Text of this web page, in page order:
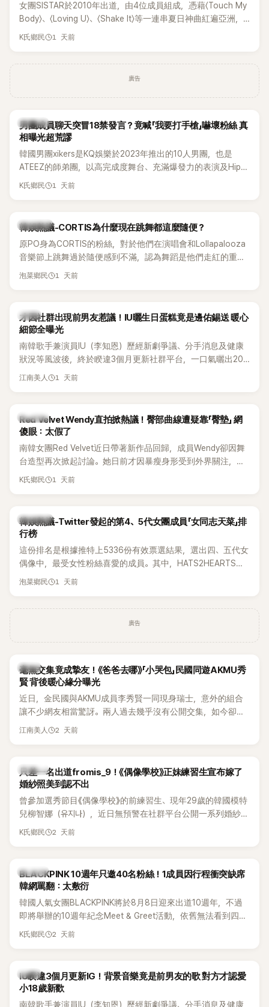
女團SISTAR於2010年出道，由4位成員組成，憑藉〈Touch My
Body〉、〈Loving U〉、〈Shake It〉等一連串夏日神曲紅遍亞洲，
獲封「夏日女王」。不過，團體在出道滿7年後宣布解散，成員各
K氏鄉民 1 天前
廣告
K-POP
男團成員聊天突冒18禁發言？竟喊「我要打手槍」嚇壞粉絲 真
相曝光超荒謬
韓國男團xikers是KQ娛樂於2023年推出的10人男團，也是
ATEEZ的師弟團，以高完成度舞台、充滿爆發力的表演及Hip-
Hop風格聞名，出道後迅速累積大批海內外粉絲，近年也陸續
K氏鄉民 1 天前
熱議討論
韓娛熱議-CORTIS為什麼現在跳舞都這麼隨便？
原PO身為CORTIS的粉絲，對於他們在演唱會和Lollapalooza
音樂節上跳舞過於隨便感到不滿，認為舞蹈是他們走紅的重要
原因，希望他們能更認真地表演。
泡菜鄉民 1 天前
韓星
才因社群出現前男友惹議！IU曬生日蛋糕竟是邊佑錫送 暖心
細節全曝光
南韓歌手兼演員IU（李知恩）歷經新劇爭議、分手消息及健康
狀況等風波後，終於睽違3個月更新社群平台，一口氣曬出20
張近況照，讓大批粉絲又驚又喜。其中，一張生日蛋糕照意外
江南美人 1 天前
K-POP
Red Velvet Wendy直拍掀熱議！臀部曲線遭疑靠「臀墊」 網
傻眼：太假了
南韓女團Red Velvet近日帶著新作品回歸，成員Wendy卻因舞
台造型再次掀起討論。她日前才因暴瘦身形受到外界關注，又
被質疑在舞台上使用臀墊，如今最新打歌舞台曝光後，再度因
K氏鄉民 1 天前
熱議討論
韓娛熱議-Twitter發起的第4、5代女團成員「女同志天菜」排
行榜
這份排名是根據推特上5336份有效票選結果，選出四、五代女
偶像中，最受女性粉絲喜愛的成員。其中，HATS2HEARTS成
員包攬了前三名，展現了她們在女性社群中的高人氣。
泡菜鄉民 1 天前
廣告
韓星
毫無交集竟成摯友！《爸爸去哪》「小哭包」民國同遊AKMU秀
賢 背後暖心緣分曝光
近日，金民國與AKMU成員李秀賢一同現身瑞士，意外的組合
讓不少網友相當驚訝。兩人過去幾乎沒有公開交集，如今卻一
起踏上瑞士之旅，也讓粉絲紛紛好奇：「他們到底是怎麼認識
江南美人 2 天前
K-POP
只差一名出道fromis_9！《偶像學校》正妹練習生宣布嫁了
婚紗照美到認不出
曾參加選秀節目《偶像學校》的前練習生、現年29歲的韓國模特
兒柳智娜（유지나），近日無預警在社群平台公開一系列婚紗
照，親自宣布即將步入婚姻，消息曝光後讓不少曾追看節目的
K氏鄉民 2 天前
K-POP
BLACKPINK 10週年只邀40名粉絲！1成員因行程衝突缺席
韓網罵翻：太敷衍
韓國人氣女團BLACKPINK將於8月8日迎來出道10週年，不過
即將舉辦的10週年紀念Meet & Greet活動，依舊無法看到四人
合體。根據韓媒《MyDaily》7日報導，當天將由Jisoo（智秀）、
K氏鄉民 2 天前
韓星
IU睽違3個月更新IG！背景音樂竟是前男友的歌 對方才認愛
小18歲新歡
南韓歌手兼演員IU（李知恩）歷經新劇爭議、分手消息及健康